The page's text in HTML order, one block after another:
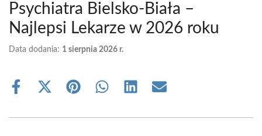
Psychiatra Bielsko-Biała –
Najlepsi Lekarze w 2026 roku
Data dodania: 1 sierpnia 2026 r.
Share
Share
(Twitter)
Share Share Share Share